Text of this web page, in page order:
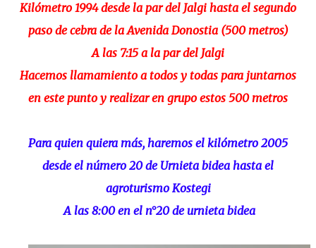
Kilómetro 1994 desde la par del Jalgi hasta el segundo
paso de cebra de la Avenida Donostia (500 metros)
A las 7:15 a la par del Jalgi
Hacemos llamamiento a todos y todas para juntarnos
en este punto y realizar en grupo estos 500 metros
Para quien quiera más, haremos el kilómetro 2005
desde el número 20 de Urnieta bidea hasta el
agroturismo Kostegi
A las 8:00 en el n°20 de urnieta bidea